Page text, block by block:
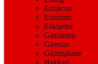
Erzincan
Erzurum
Eskişehir
Gaziantep
Giresun
Gümüşhane
Hakkari